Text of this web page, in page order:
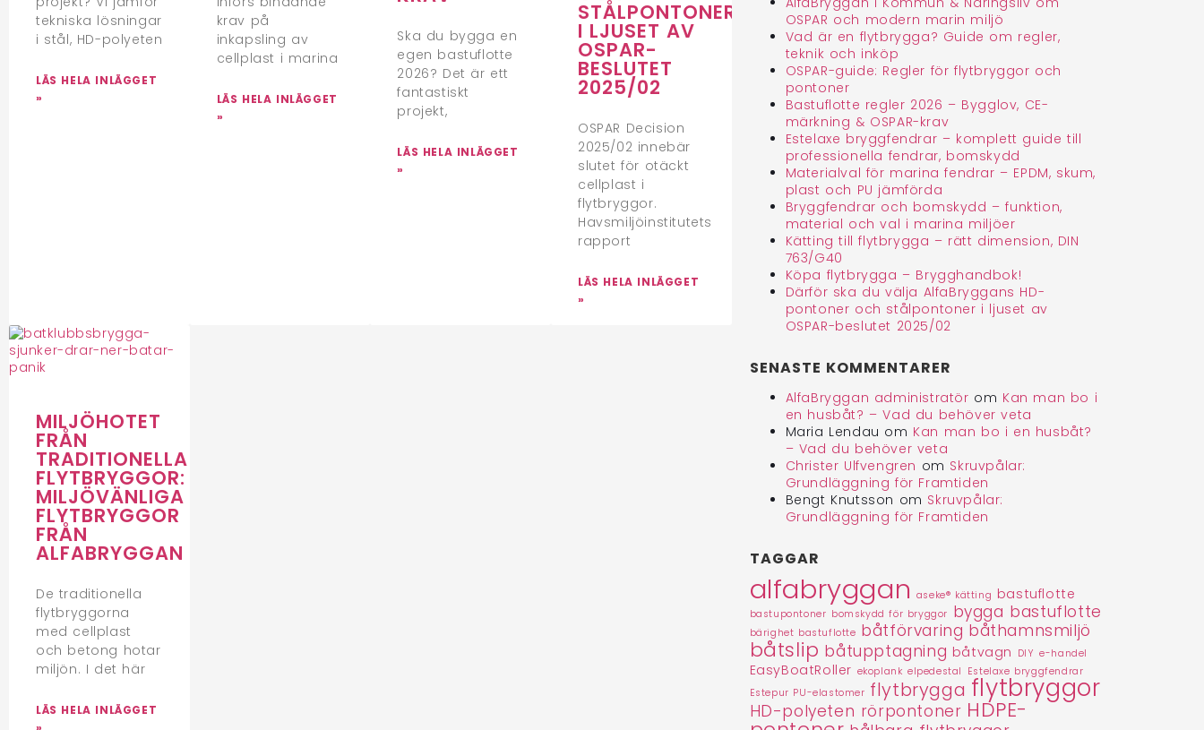
tekniska lösningar
i stål, HD-polyeten
LÄS HELA INLÄGGET
»
krav på
inkapsling av
cellplast i marina
LÄS HELA INLÄGGET
»
Ska du bygga en
egen bastuflotte
2026? Det är ett
fantastiskt
projekt,
LÄS HELA INLÄGGET
»
STÅLPONTONER
I LJUSET AV
OSPAR-
BESLUTET
2025/02
OSPAR Decision
2025/02 innebär
slutet för otäckt
cellplast i
flytbryggor.
Havsmiljöinstitutets
rapport
LÄS HELA INLÄGGET
»
MILJÖHOTET
FRÅN
TRADITIONELLA
FLYTBRYGGOR:
MILJÖVÄNLIGA
FLYTBRYGGOR
FRÅN
ALFABRYGGAN
De traditionella
flytbryggorna
med cellplast
och betong hotar
miljön. I det här
LÄS HELA INLÄGGET
»
OSPAR och modern marin miljö
Vad är en flytbrygga? Guide om regler,
teknik och inköp
OSPAR-guide: Regler för flytbryggor och
pontoner
Bastuflotte regler 2026 – Bygglov, CE-
märkning & OSPAR-krav
Estelaxe bryggfendrar – komplett guide till
professionella fendrar, bomskydd
Materialval för marina fendrar – EPDM, skum,
plast och PU jämförda
Bryggfendrar och bomskydd – funktion,
material och val i marina miljöer
Kätting till flytbrygga – rätt dimension, DIN
763/G40
Köpa flytbrygga – Brygghandbok!
Därför ska du välja AlfaBryggans HD-
pontoner och stålpontoner i ljuset av
OSPAR-beslutet 2025/02
SENASTE KOMMENTARER
AlfaBryggan administratör om Kan man bo i
en husbåt? – Vad du behöver veta
Maria Lendau om Kan man bo i en husbåt?
– Vad du behöver veta
Christer Ulfvengren om Skruvpålar:
Grundläggning för Framtiden
Bengt Knutsson om Skruvpålar:
Grundläggning för Framtiden
TAGGAR
alfabryggan aseke® kätting bastuflotte
bastupontoner bomskydd för bryggor bygga bastuflotte
bärighet bastuflotte båtförvaring båthamnsmiljö
båtslip båtupptagning båtvagn DIY e-handel
EasyBoatRoller ekoplank elpedestal Estelaxe bryggfendrar
Estepur PU-elastomer flytbrygga flytbryggor
HD-polyeten rörpontoner HDPE-